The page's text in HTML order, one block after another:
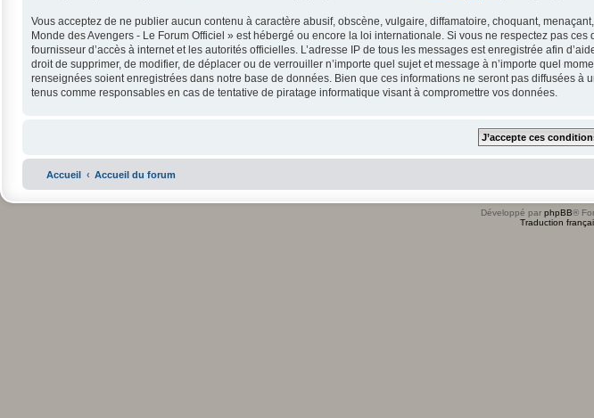
Vous acceptez de ne publier aucun contenu à caractère abusif, obscène, vulgaire, diffamatoire, choquant,
Monde des Avengers - Le Forum Officiel » est hébergé ou encore la loi internationale. Si vous ne respectez pas
fournisseur d’accès à internet et les autorités officielles. L’adresse IP de tous les messages est enregistrée afin
droit de supprimer, de modifier, de déplacer ou de verrouiller n’importe quel sujet et message à n’importe quel
renseignées soient enregistrées dans notre base de données. Bien que ces informations ne seront pas diffusées
tenus comme responsables en cas de tentative de piratage informatique visant à compromettre vos données.
Accueil Accueil du forum
Développé par phpBB®
Traduction